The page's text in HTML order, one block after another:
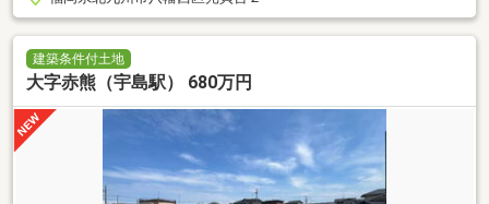
建築条件付土地
大字赤熊（宇島駅） 680万円